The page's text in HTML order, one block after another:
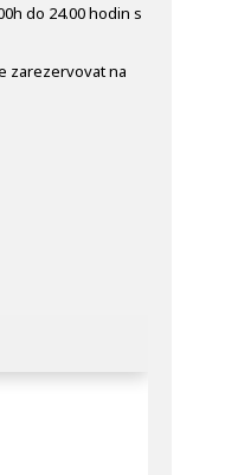
do 24.00 hodin s
zarezervovat na